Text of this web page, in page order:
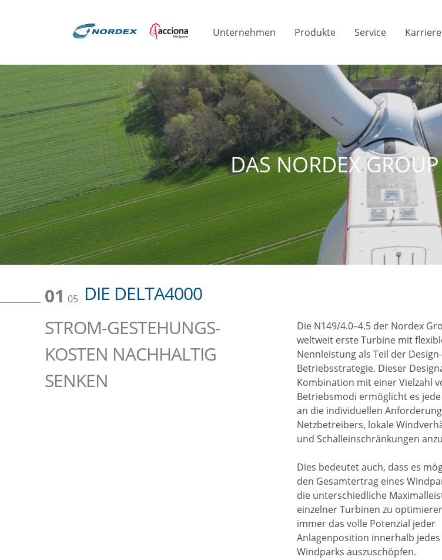
Unternehmen Produkte Service Karriere
DAS NORDEX
01 05 DIE DELTA4000
STROM-GESTEHUNGS-
KOSTEN NACHHALTIG
SENKEN
Die N149/4.0–4.5 der Nordex
weltweit erste Turbine mit
Nennleistung als Teil der
Betriebsstrategie. Dieser
Kombination mit einer Vielzahl
Betriebsmodi ermöglicht es
an die individuellen
Netzbetreibers, lokale
und Schalleinschränkungen
Dies bedeutet auch, dass es
den Gesamtertrag eines
die unterschiedliche
einzelner Turbinen zu
immer das volle Potenzial jeder
Anlagenposition innerhalb jedes
Windparks auszuschöpfen.